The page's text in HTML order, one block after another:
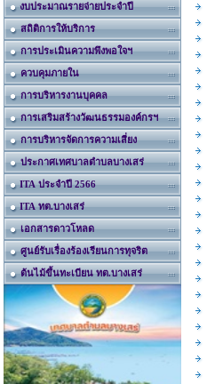
งบประมาณรายจ่ายประจำปี
สถิติการให้บริการ
การประเมินความพึงพอใจฯ
ควบคุมภายใน
การบริหารงานบุคคล
การเสริมสร้างวัฒนธรรมองค์กรฯ
การบริหารจัดการความเสี่ยง
ประกาศเทศบาลตำบลบางเสร่
ITA ประจำปี 2566
ITA ทต.บางเสร่
เอกสารดาวโหลด
ศูนย์รับเรื่องร้องเรียนการทุจริต
ต้นไม้ขึ้นทะเบียน ทต.บางเสร่